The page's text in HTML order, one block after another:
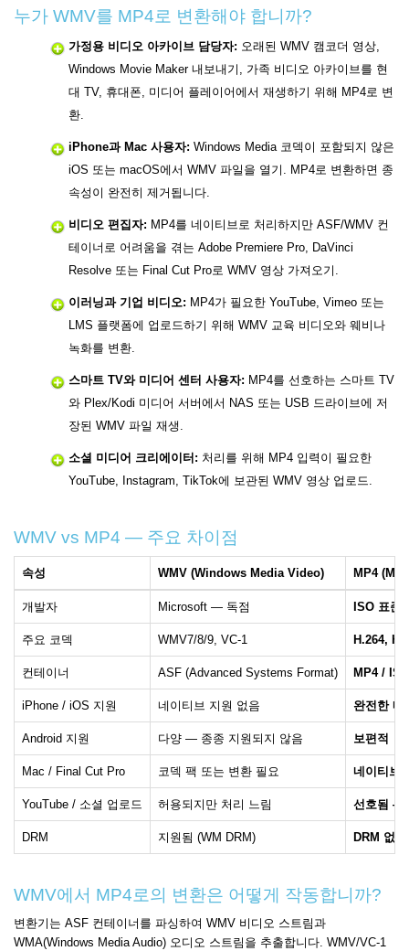
누가 WMV를 MP4로 변환해야 합니까?
가정용 비디오 아카이브 담당자: 오래된 WMV 캠코더 영상,
Windows Movie Maker 내보내기, 가족 비디오 아카이브를 현
대 TV, 휴대폰, 미디어 플레이어에서 재생하기 위해 MP4로 변
환.
iPhone과 Mac 사용자: Windows Media 코덱이 포함되지 않은
iOS 또는 macOS에서 WMV 파일을 열기. MP4로 변환하면 종
속성이 완전히 제거됩니다.
비디오 편집자: MP4를 네이티브로 처리하지만 ASF/WMV 컨
테이너로 어려움을 겪는 Adobe Premiere Pro, DaVinci
Resolve 또는 Final Cut Pro로 WMV 영상 가져오기.
이러닝과 기업 비디오: MP4가 필요한 YouTube, Vimeo 또는
LMS 플랫폼에 업로드하기 위해 WMV 교육 비디오와 웨비나
녹화를 변환.
스마트 TV와 미디어 센터 사용자: MP4를 선호하는 스마트 TV
와 Plex/Kodi 미디어 서버에서 NAS 또는 USB 드라이브에 저
장된 WMV 파일 재생.
소셜 미디어 크리에이터: 처리를 위해 MP4 입력이 필요한
YouTube, Instagram, TikTok에 보관된 WMV 영상 업로드.
WMV vs MP4 — 주요 차이점
속성 WMV (Windows Media Video) MP4
개발자 Microsoft — 독점 ISO 표
주요 코덱 WMV7/8/9, VC-1 H.264,
컨테이너 ASF (Advanced Systems Format) MP4 /
iPhone / iOS 지원 네이티브 지원 없음 완전한 네
Android 지원 다양 — 종종 지원되지 않음 보편적
Mac / Final Cut Pro 코덱 팩 또는 변환 필요 네이티브
YouTube / 소셜 업로드 허용되지만 처리 느림 선호됨 —
DRM 지원됨 (WM DRM) DRM 없
WMV에서 MP4로의 변환은 어떻게 작동합니까?
변환기는 ASF 컨테이너를 파싱하여 WMV 비디오 스트림과
WMA(Windows Media Audio) 오디오 스트림을 추출합니다. WMV/VC-1